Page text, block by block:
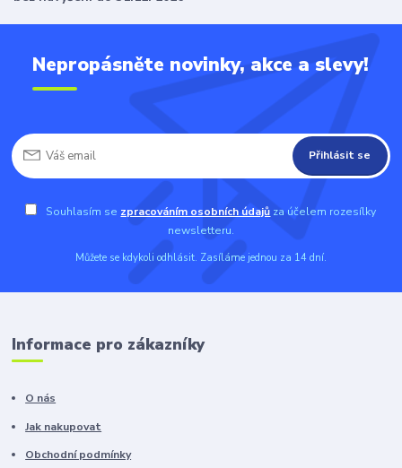
Nepropásněte novinky, akce a slevy!
Přihlásit se
Souhlasím se zpracováním osobních údajů za účelem rozesílky
newsletteru.
Můžete se kdykoli odhlásit. Zasíláme jednou za 14 dní.
Informace pro zákazníky
O nás
Jak nakupovat
Obchodní podmínky